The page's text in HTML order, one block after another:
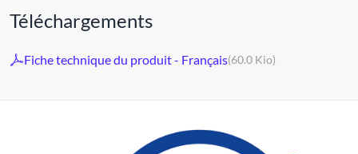
Téléchargements
Fiche technique du produit - Français(60.0 Kio)